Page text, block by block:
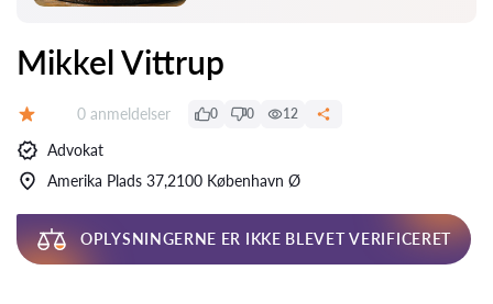
Mikkel Vittrup
Anmeldelser:
0 anmeldelser 0 0 12
Advokat
Amerika Plads 37,2100 København Ø
OPLYSNINGERNE ER IKKE BLEVET VERIFICERET